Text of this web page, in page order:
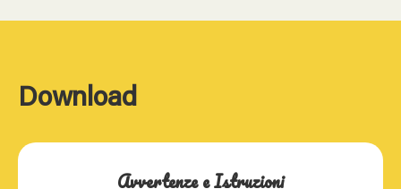
Download
Avvertenze e Istruzioni